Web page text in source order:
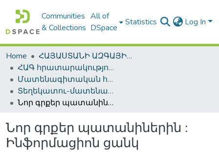
Communities
& Collections
All of
DSpace
Statistics Log In
Home
ՀԱՅԱՍՏԱՆԻ ԱԶԳԱՅԻՆ ԳՐԱԴԱՐԱՆԻ ԹՎԱՅԻՆ ՊԱՀՈՑ / DIGITAL REPOSITORY OF NLA
ՀԱԳ հրատարակություններ / NLA Publications
Մատենագիտական հրատարակություններ / Bibliographic publications
Տեղեկատու-մատենագիտական հրատարակություններ / Reference-Bibliographic Publications
Նոր գրքեր պատանիներին : Ինֆորմացիոն ցանկ
Նոր գրքեր պատանիներին :
Ինֆորմացիոն ցանկ